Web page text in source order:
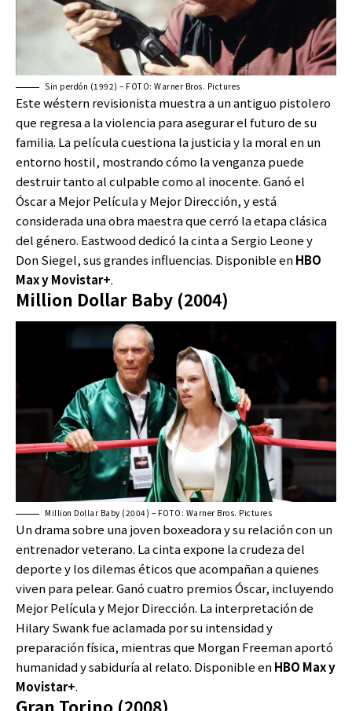
Sin perdón (1992) – FOTO: Warner Bros. Pictures
Este wéstern revisionista muestra a un antiguo pistolero
que regresa a la violencia para asegurar el futuro de su
familia. La película cuestiona la justicia y la moral en un
entorno hostil, mostrando cómo la venganza puede
destruir tanto al culpable como al inocente. Ganó el
Óscar a Mejor Película y Mejor Dirección, y está
considerada una obra maestra que cerró la etapa clásica
del género. Eastwood dedicó la cinta a Sergio Leone y
Don Siegel, sus grandes influencias. Disponible enHBO
Max y Movistar+.
Million Dollar Baby (2004)
Million Dollar Baby (2004) – FOTO: Warner Bros. Pictures
Un drama sobre una joven boxeadora y su relación con un
entrenador veterano. La cinta expone la crudeza del
deporte y los dilemas éticos que acompañan a quienes
viven para pelear. Ganó cuatro premios Óscar, incluyendo
Mejor Película y Mejor Dirección. La interpretación de
Hilary Swank fue aclamada por su intensidad y
preparación física, mientras que Morgan Freeman aportó
humanidad y sabiduría al relato. Disponible enHBO Max y
Movistar+.
Gran Torino (2008)